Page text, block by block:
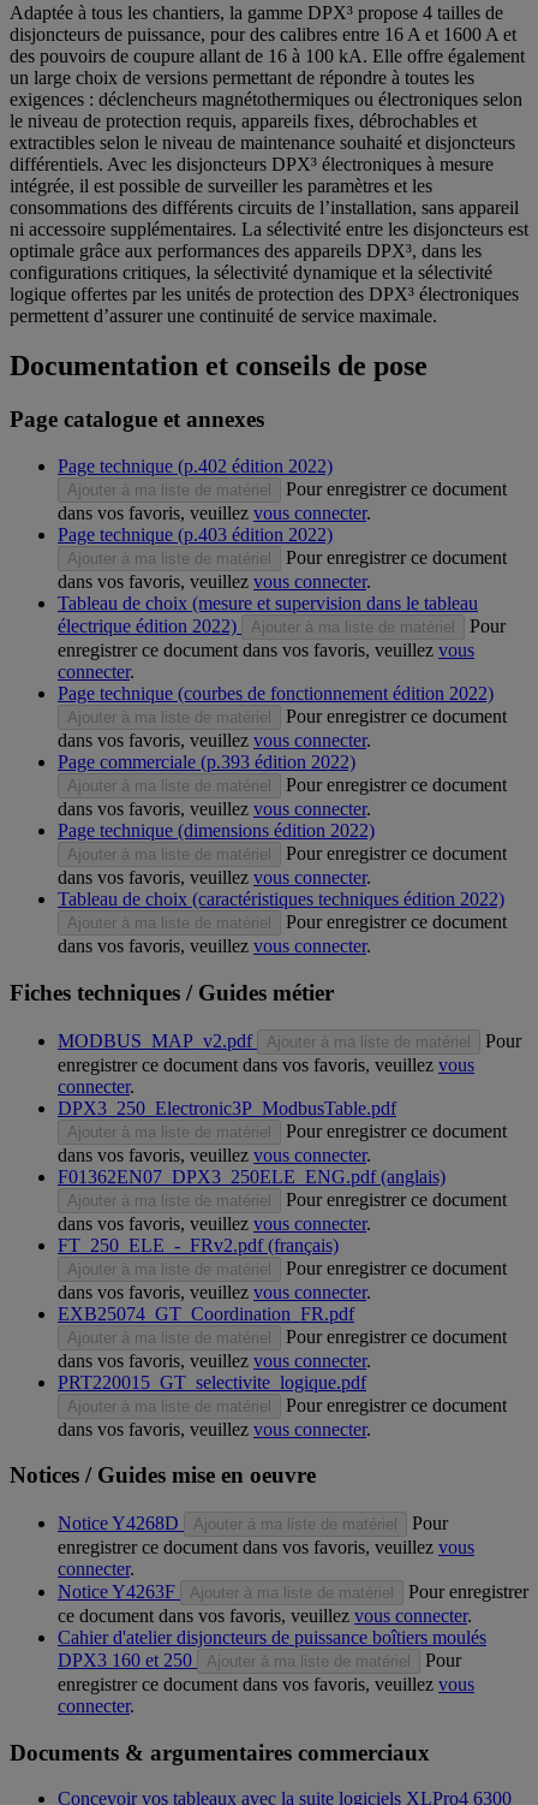
Adaptée à tous les chantiers, la gamme DPX³ propose 4 tailles de
disjoncteurs de puissance, pour des calibres entre 16 A et 1600 A et
des pouvoirs de coupure allant de 16 à 100 kA. Elle offre également
un large choix de versions permettant de répondre à toutes les
exigences : déclencheurs magnétothermiques ou électroniques selon
le niveau de protection requis, appareils fixes, débrochables et
extractibles selon le niveau de maintenance souhaité et disjoncteurs
différentiels. Avec les disjoncteurs DPX³ électroniques à mesure
intégrée, il est possible de surveiller les paramètres et les
consommations des différents circuits de l’installation, sans appareil
ni accessoire supplémentaires. La sélectivité entre les disjoncteurs est
optimale grâce aux performances des appareils DPX³, dans les
configurations critiques, la sélectivité dynamique et la sélectivité
logique offertes par les unités de protection des DPX³ électroniques
permettent d’assurer une continuité de service maximale.
Documentation et conseils de pose
Page catalogue et annexes
Page technique (p.402 édition 2022)
Ajouter à ma liste de matériel
Pour enregistrer ce document
dans vos favoris, veuillez vous connecter.
Page technique (p.403 édition 2022)
Ajouter à ma liste de matériel
Pour enregistrer ce document
dans vos favoris, veuillez vous connecter.
Tableau de choix (mesure et supervision dans le tableau
électrique édition 2022)
Ajouter à ma liste de matériel
Pour
enregistrer ce document dans vos favoris, veuillez vous
connecter.
Page technique (courbes de fonctionnement édition 2022)
Ajouter à ma liste de matériel
Pour enregistrer ce document
dans vos favoris, veuillez vous connecter.
Page commerciale (p.393 édition 2022)
Ajouter à ma liste de matériel
Pour enregistrer ce document
dans vos favoris, veuillez vous connecter.
Page technique (dimensions édition 2022)
Ajouter à ma liste de matériel
Pour enregistrer ce document
dans vos favoris, veuillez vous connecter.
Tableau de choix (caractéristiques techniques édition 2022)
Ajouter à ma liste de matériel
Pour enregistrer ce document
dans vos favoris, veuillez vous connecter.
Fiches techniques / Guides métier
MODBUS_MAP_v2.pdf Ajouter à ma liste de matériel
Pour
enregistrer ce document dans vos favoris, veuillez vous
connecter.
DPX3_250_Electronic3P_ModbusTable.pdf
Ajouter à ma liste de matériel
Pour enregistrer ce document
dans vos favoris, veuillez vous connecter.
F01362EN07_DPX3_250ELE_ENG.pdf (anglais)
Ajouter à ma liste de matériel
Pour enregistrer ce document
dans vos favoris, veuillez vous connecter.
FT_250_ELE_-_FRv2.pdf (français)
Ajouter à ma liste de matériel
Pour enregistrer ce document
dans vos favoris, veuillez vous connecter.
EXB25074_GT_Coordination_FR.pdf
Ajouter à ma liste de matériel
Pour enregistrer ce document
dans vos favoris, veuillez vous connecter.
PRT220015_GT_selectivite_logique.pdf
Ajouter à ma liste de matériel
Pour enregistrer ce document
dans vos favoris, veuillez vous connecter.
Notices / Guides mise en oeuvre
Notice Y4268D Ajouter à ma liste de matériel
Pour
enregistrer ce document dans vos favoris, veuillez vous
connecter.
Notice Y4263F
Ajouter à ma liste de matériel
Pour enregistrer
ce document dans vos favoris, veuillez vous connecter.
Cahier d'atelier disjoncteurs de puissance boîtiers moulés
DPX3 160 et 250
Ajouter à ma liste de matériel
Pour
enregistrer ce document dans vos favoris, veuillez vous
connecter.
Documents & argumentaires commerciaux
Concevoir vos tableaux avec la suite logiciels XLPro4 6300